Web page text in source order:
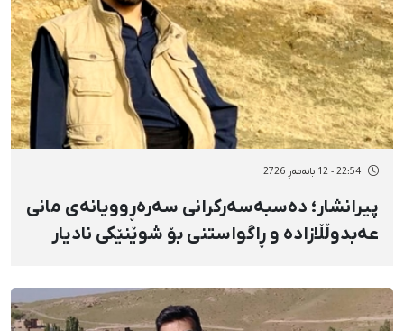
22:54 - 12 بانەمەڕ 2726
پیرانشار؛ دەسبەسەرکرانی سەرەڕوویانەی مانی
عەبدوڵڵازادە و ڕاگواستنی بۆ شوێنێکی نادیار